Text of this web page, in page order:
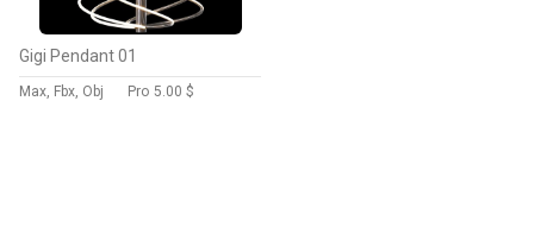
Gigi Pendant 01
Max, Fbx, Obj Pro 5.00 $